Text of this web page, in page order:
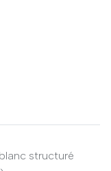
structuré